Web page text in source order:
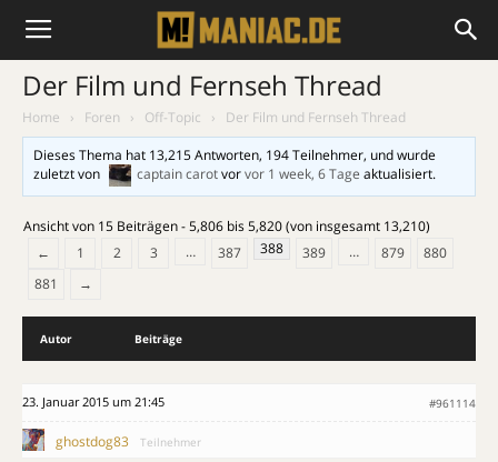
Der Film und Fernseh Thread
Home › Foren › Off-Topic ›
Der Film und Fernseh Thread
Dieses Thema hat 13,215 Antworten, 194 Teilnehmer, und wurde
zuletzt von
captain carotvorvor 1 week, 6 Tage aktualisiert.
Ansicht von 15 Beiträgen - 5,806 bis 5,820 (von insgesamt 13,210)
←
1 2 3 … 387 388 389 … 879
880
881
→
Autor Beiträge
23. Januar 2015 um 21:45 #961114
ghostdog83 Teilnehmer